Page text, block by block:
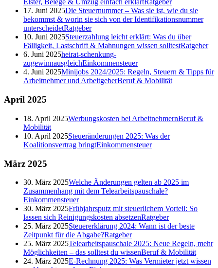
Elster, Belege & Umzug einfach erklärtRatgeber
17. Juni 2025Die Steuernummer – Was sie ist, wie du sie
bekommst & worin sie sich von der Identifikationsnummer
unterscheidetRatgeber
10. Juni 2025Steuerzahlung leicht erklärt: Was du über
Fälligkeit, Lastschrift & Mahnungen wissen solltestRatgeber
6. Juni 2025heirat-schenkung-
zugewinnausgleichEinkommensteuer
4. Juni 2025Minijobs 2024/2025: Regeln, Steuern & Tipps für
Arbeitnehmer und ArbeitgeberBeruf & Mobilität
April 2025
18. April 2025Werbungskosten bei ArbeitnehmernBeruf &
Mobilität
10. April 2025Steueränderungen 2025: Was der
Koalitionsvertrag bringtEinkommensteuer
März 2025
30. März 2025Welche Änderungen gelten ab 2025 im
Zusammenhang mit dem Telearbeitspauschale?
Einkommensteuer
30. März 2025Frühjahrsputz mit steuerlichem Vorteil: So
lassen sich Reinigungskosten absetzenRatgeber
25. März 2025Steuererklärung 2024: Wann ist der beste
Zeitpunkt für die Abgabe?Ratgeber
25. März 2025Telearbeitspauschale 2025: Neue Regeln, mehr
Möglichkeiten – das solltest du wissenBeruf & Mobilität
24. März 2025E-Rechnung 2025: Was Vermieter jetzt wissen